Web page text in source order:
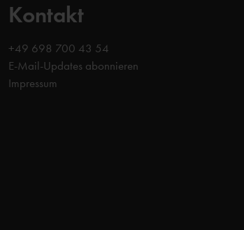
Kontakt
+49 698 700 43 54
E-Mail-Updates abonnieren
Impressum